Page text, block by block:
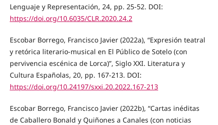
Lenguaje y Representación, 24, pp. 25-52. DOI:
https://doi.org/10.6035/CLR.2020.24.2
Escobar Borrego, Francisco Javier (2022a), “Expresión teatral
y retórica literario-musical en El Público de Sotelo (con
pervivencia escénica de Lorca)”, Siglo XXI. Literatura y
Cultura Españolas, 20, pp. 167-213. DOI:
https://doi.org/10.24197/sxxi.20.2022.167-213
Escobar Borrego, Francisco Javier (2022b), “Cartas inéditas
de Caballero Bonald y Quiñones a Canales (con noticias